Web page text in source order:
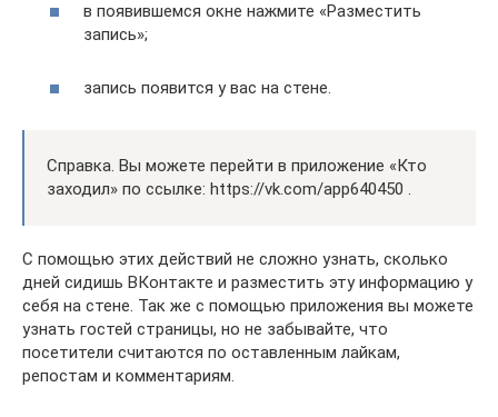
в появившемся окне нажмите «Разместить
запись»;
запись появится у вас на стене.
Справка. Вы можете перейти в приложение «Кто
заходил» по ссылке: https://vk.com/app640450 .
С помощью этих действий не сложно узнать, сколько
дней сидишь ВКонтакте и разместить эту информацию у
себя на стене. Так же с помощью приложения вы можете
узнать гостей страницы, но не забывайте, что
посетители считаются по оставленным лайкам,
репостам и комментариям.